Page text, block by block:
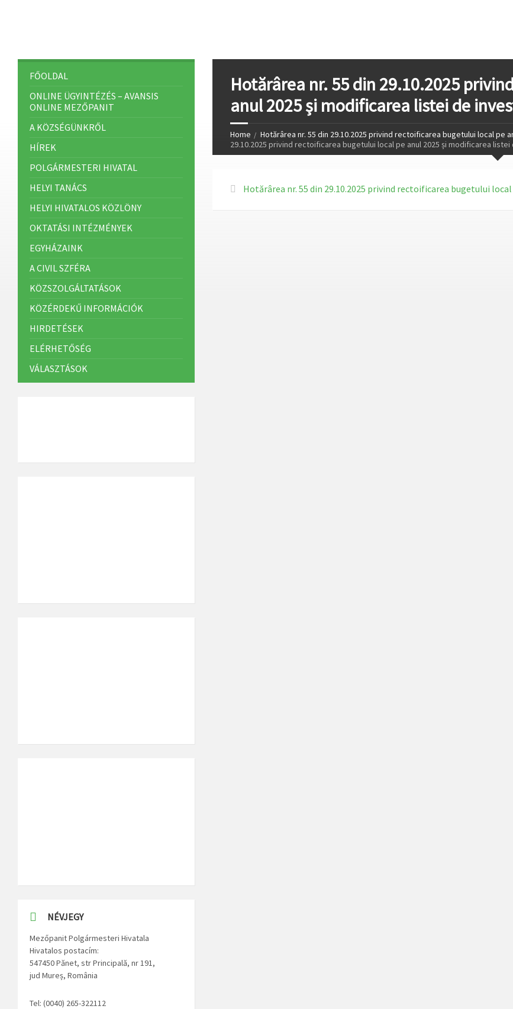
Hotărârea nr. 55 din 29.10.2025
anul 2025 și modificarea listei de
Home Hotărârea nr. 55 din 29.10.2025 privind rectoificarea bugetului local pe
29.10.2025 privind rectoificarea bugetului local pe anul 2025 și modificarea
Hotărârea nr. 55 din 29.10.2025 privind rectoificarea bugetului
FŐOLDAL
ONLINE ÜGYINTÉZÉS – AVANSIS
ONLINE MEZŐPANIT
A KÖZSÉGÜNKRŐL
HÍREK
POLGÁRMESTERI HIVATAL
HELYI TANÁCS
HELYI HIVATALOS KÖZLÖNY
OKTATÁSI INTÉZMÉNYEK
EGYHÁZAINK
A CIVIL SZFÉRA
KÖZSZOLGÁLTATÁSOK
KÖZÉRDEKŰ INFORMÁCIÓK
HIRDETÉSEK
ELÉRHETŐSÉG
VÁLASZTÁSOK
NÉVJEGY
Mezőpanit Polgármesteri Hivatala
Hivatalos postacím:
547450 Pănet, str Principală, nr 191,
jud Mureș, România
Tel: (0040) 265-322112